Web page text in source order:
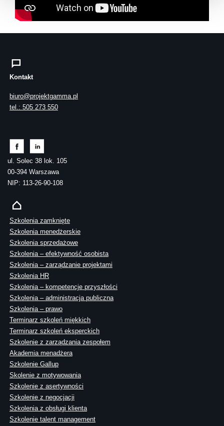
Kontakt
biuro@projektgamma.pl
tel.: 505 273 550
ul. Solec 38 lok. 105
00-394 Warszawa
NIP: 113-26-90-108
Szkolenia zamknięte
Szkolenia menedżerskie
Szkolenia sprzedażowe
Szkolenia – efektywność osobista
Szkolenia – zarządzanie projektami
Szkolenia HR
Szkolenia – kompetencje przyszłości
Szkolenia – administracja publiczna
Szkolenia – prawo
Terminarz szkoleń miękkich
Terminarz szkoleń eksperckich
Szkolenie z zarządzania zespołem
Akademia menadżera
Szkolenie Gallup
Skolenie z motywowania
Szkolenie z asertywności
Szkolenie z negocjacji
Szkolenia z obsługi klienta
Szkolenie talent management